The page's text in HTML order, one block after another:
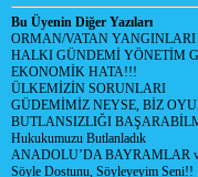
Bu Üyenin Diğer Yazıları
ORMAN/VATAN
HALKI GÜNDEMİ YÖNETİM
EKONOMİK HATA!!!
ÜLKEMİZİN SORUNLARI
GÜDEMİMİZ NEYSE, BİZ
BUTLANSIZLIĞI
Hukukumuzu Butlanladık
ANADOLU’DA BAYRAMLAR
Söyle Dostunu, Söyleyeyim Seni!!